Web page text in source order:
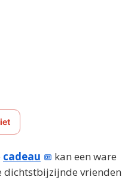
cadeau
kan een ware
dichtstbijzijnde vrienden